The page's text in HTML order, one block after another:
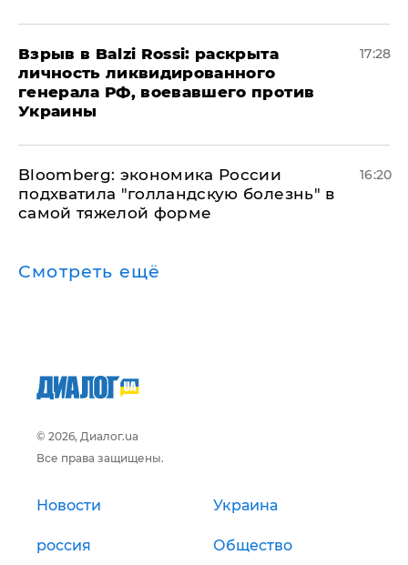
​Взрыв в Balzi Rossi: раскрыта
личность ликвидированного
генерала РФ, воевавшего против
Украины
17:28
Bloomberg: экономика России
подхватила "голландскую болезнь" в
самой тяжелой форме
16:20
Смотреть ещё
© 2026, Диалог.ua
Все права защищены.
Новости Украина
россия Общество